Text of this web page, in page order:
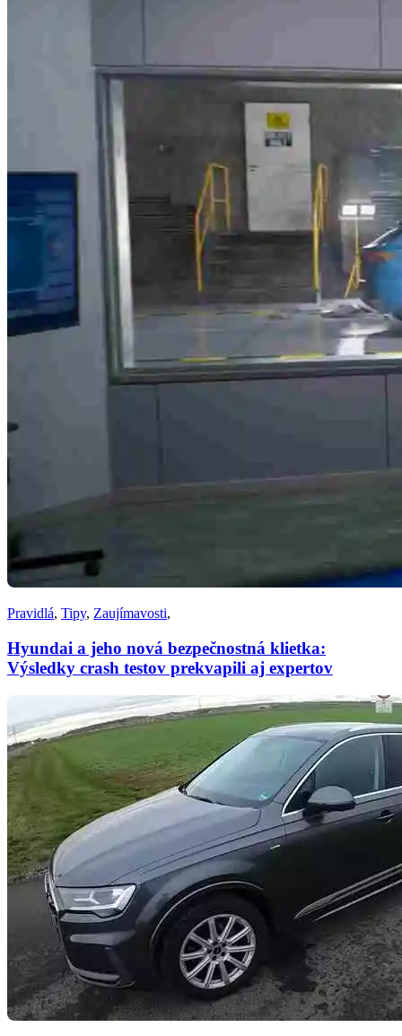
Pravidlá, Tipy, Zaujímavosti,
Hyundai a jeho nová bezpečnostná klietka:
Výsledky crash testov prekvapili aj expertov